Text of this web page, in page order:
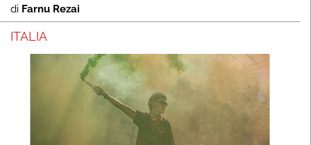
di Farnu Rezai
ITALIA